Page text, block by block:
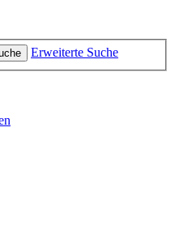
Erweiterte Suche